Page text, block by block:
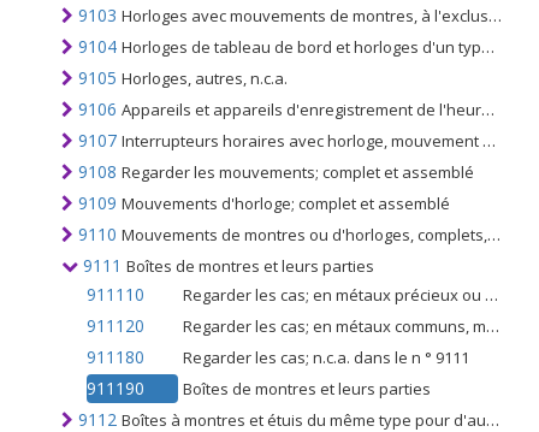
9103 Horloges avec mouvements de montres, à l'exclusion des horloges du n ° 9104
9104 Horloges de tableau de bord et horloges d'un type similaire pour véhicules, aéronefs, vaisseaux spatiaux ou vaisseaux
9105 Horloges, autres, n.c.a.
9106 Appareils et appareils d'enregistrement de l'heure pour la mesure, l'enregistrement ou autrement indiquant des intervalles de temps, avec une horloge, un mouvement de montre ou un moteur synchrone
9107 Interrupteurs horaires avec horloge, mouvement de montre ou moteur synchrone
9108 Regarder les mouvements; complet et assemblé
9109 Mouvements d'horloge; complet et assemblé
9110 Mouvements de montres ou d'horloges, complets, non assemblés ou partiellement assemblés (ensembles de mouvements); mouvements de montre ou d'horloge incomplets, assemblés; mouvements brusques de montre ou d'horloge
9111 Boîtes de montres et leurs parties
911110 Regarder les cas; en métaux précieux ou en plaqués de métaux précieux
911120 Regarder les cas; en métaux communs, même plaqués or ou argentés
911180 Regarder les cas; n.c.a. dans le n ° 9111
911190 Boîtes de montres et leurs parties
9112 Boîtes à montres et étuis du même type pour d'autres articles du présent chapitre et leurs parties